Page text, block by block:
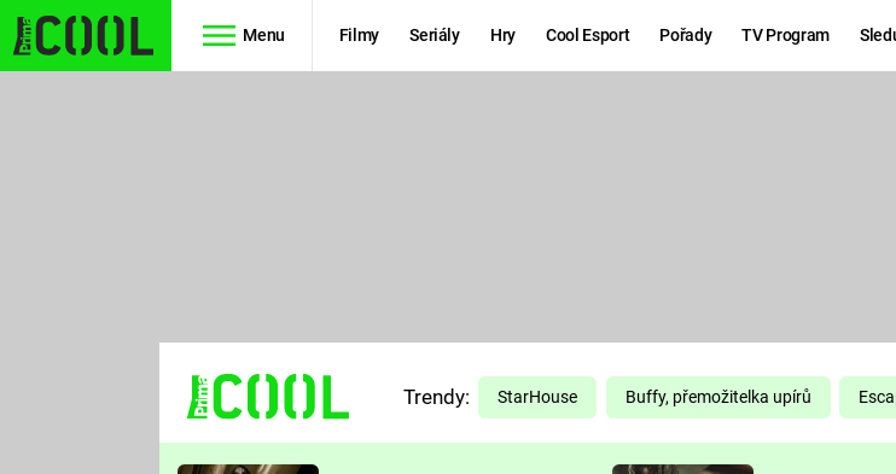
Menu Filmy Seriály Hry Cool Esport Pořady TV Program
TŘESKU
PREDÁTOR
DELIVERANCE
Trendy: StarHouse Buffy, přemožitelka upírů